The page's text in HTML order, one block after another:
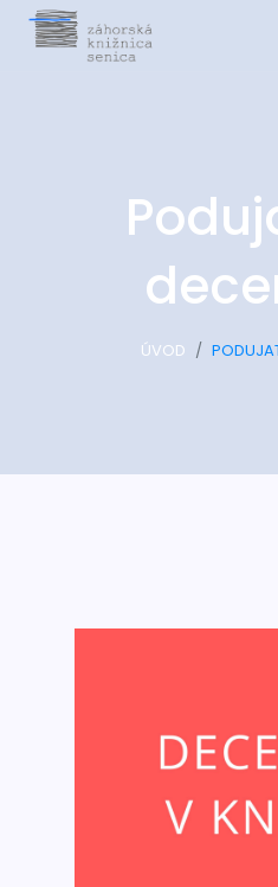
ÚVOD